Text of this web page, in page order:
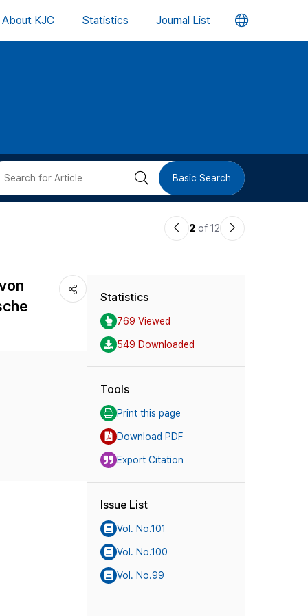
About KJC Statistics Journal List 언
버
검 Basic Search
이2 of 12
다
Statistics
769 Viewed
549 Downloaded
Tools
Print this page
Download PDF
Export Citation
Issue List
Vol. No.101
Vol. No.100
Vol. No.99